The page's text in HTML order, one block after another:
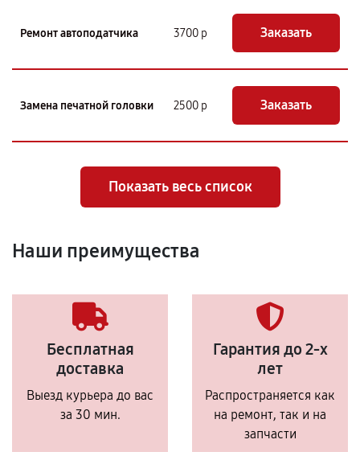
Ремонт автоподатчика 3700 р Заказать
Замена печатной головки 2500 р Заказать
Показать весь список
Наши преимущества
Бесплатная
доставка
Выезд курьера до вас
за 30 мин.
Гарантия до 2-х
лет
Распространяется как
на ремонт, так и на
запчасти